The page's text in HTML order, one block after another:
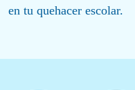
en tu quehacer escolar.